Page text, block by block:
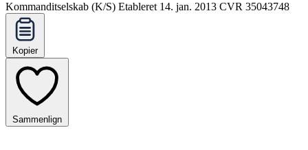
Kommanditselskab (K/S) Etableret 14. jan. 2013 CVR 35043748
Kopier
Sammenlign